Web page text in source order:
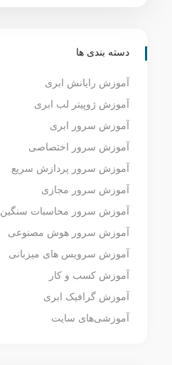
دسته بندی ها
آموزش رایانش ابری
آموزش ژوپیتر لب ابری
آموزش سرور ابری
آموزش سرور اختصاصی
آموزش سرور پردازش سریع
آموزش سرور مجازی
آموزش سرور محاسبات سنگین
آموزش سرور هوش مصنوعی
آموزش سرویس های میزبانی
آموزش کسب و کار
آموزش گرافیک ابری
آموزشی‌های سایت